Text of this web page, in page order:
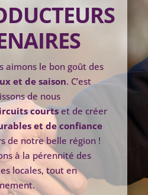
aimons le bon goût des
et de saison. C’est
de nous
courtset de créer
et de confiance
de notre belle région !
à la pérennité des
locales, tout en